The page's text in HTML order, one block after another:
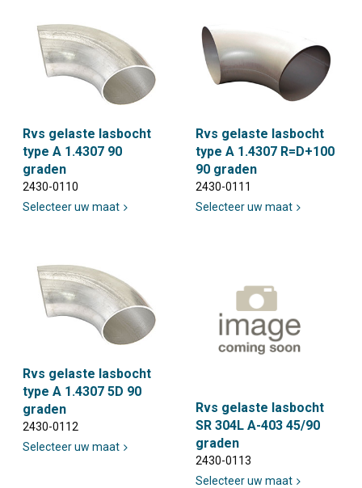
Rvs gelaste lasbocht
type A 1.4307 90
graden
2430-0110
Selecteer uw maat
Rvs gelaste lasbocht
type A 1.4307 R=D+100
90 graden
2430-0111
Selecteer uw maat
Rvs gelaste lasbocht
type A 1.4307 5D 90
graden
2430-0112
Selecteer uw maat
Rvs gelaste lasbocht
SR 304L A-403 45/90
graden
2430-0113
Selecteer uw maat